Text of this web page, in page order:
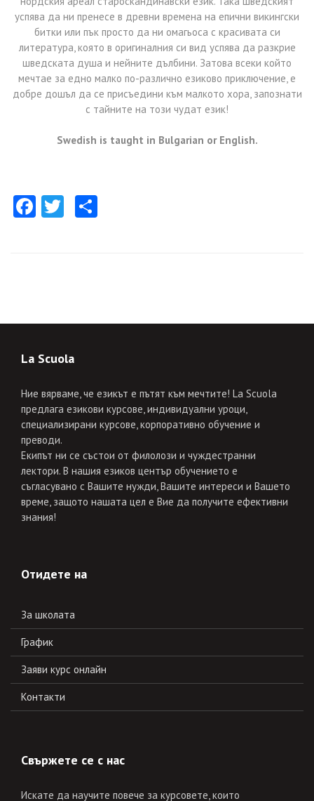
успява да ни пренесе в древни времена на епични викингски
битки или пък просто да ни омагьоса с красивата си
литература, която в оригиналния си вид успява да разкрие
шведската душа и нейните дълбини. Затова всеки който
мечтае за едно малко по-различно езиково приключение, е
добре дошъл да се присъедини към малкото хора, запознати
с тайните на този чудат език!
Swedish is taught in Bulgarian or English.
Facebook
Twitter
La Scuola
Ние вярваме, че езикът е пътят към мечтите! La Scuola
предлага езикови курсове, индивидуални уроци,
специализирани курсове, корпоративно обучение и
преводи.
Екипът ни се състои от филолози и чуждестранни
лектори. В нашия езиков център обучението е
съгласувано с Вашите нужди, Вашите интереси и Вашето
време, защото нашата цел е Вие да получите ефективни
знания!
Отидете на
За школата
График
Заяви курс онлайн
Контакти
Свържете се с нас
Искате да научите повече за курсовете, които